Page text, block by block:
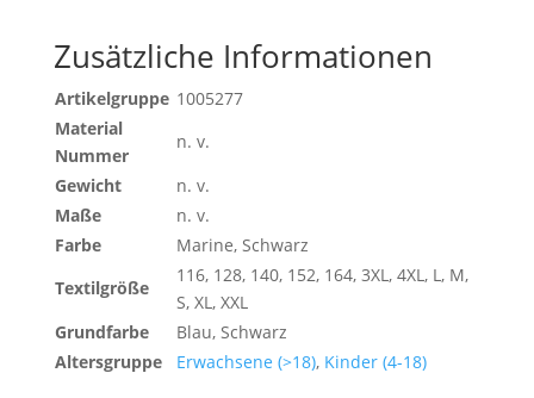
Zusätzliche Informationen
Artikelgruppe 1005277
Material
Nummer
n. v.
Gewicht
n. v.
Maße
n. v.
Farbe
Marine, Schwarz
Textilgröße
116, 128, 140, 152, 164, 3XL, 4XL, L, M,
S, XL, XXL
Grundfarbe
Blau, Schwarz
Altersgruppe
Erwachsene (>18), Kinder (4-18)